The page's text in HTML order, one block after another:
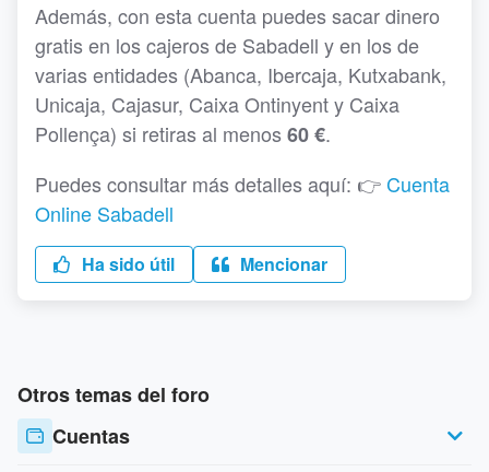
Además, con esta cuenta puedes sacar dinero
gratis en los cajeros de Sabadell y en los de
varias entidades (Abanca, Ibercaja, Kutxabank,
Unicaja, Cajasur, Caixa Ontinyent y Caixa
Pollença) si retiras al menos 60 €.
Puedes consultar más detalles aquí: 👉 Cuenta
Online Sabadell
Ha sido útil Mencionar
Otros temas del foro
Cuentas